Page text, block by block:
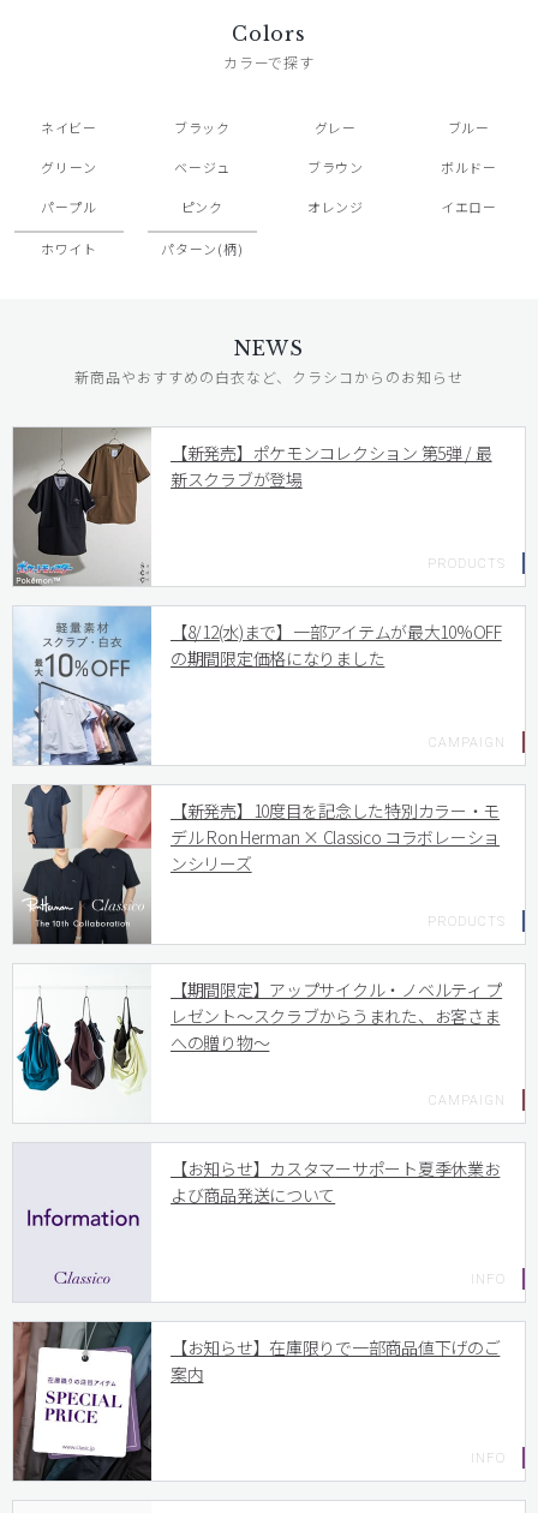
Colors
カラーで探す
ネイビー ブラック グレー ブルー
グリーン ベージュ ブラウン ボルドー
パープル ピンク オレンジ イエロー
ホワイト パターン(柄)
NEWS
新商品やおすすめの白衣など、クラシコからのお知らせ
【新発売】ポケモンコレクション 第5弾 / 最
新スクラブが登場
【8/12(水)まで】一部アイテムが最大10%OFF
の期間限定価格になりました
【新発売】10度目を記念した特別カラー・モ
デル Ron Herman × Classico コラボレーショ
ンシリーズ
【期間限定】アップサイクル・ノベルティ プ
レゼント〜スクラブからうまれた、お客さま
への贈り物〜
【お知らせ】カスタマーサポート夏季休業お
よび商品発送について
【お知らせ】在庫限りで一部商品値下げのご
案内